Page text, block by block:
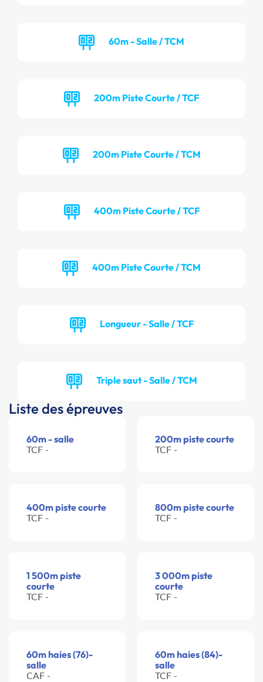
60m - Salle / TCM
200m Piste Courte / TCF
200m Piste Courte / TCM
400m Piste Courte / TCF
400m Piste Courte / TCM
Longueur - Salle / TCF
Triple saut - Salle / TCM
Liste des épreuves
60m - salle
TCF -
200m piste courte
TCF -
400m piste courte
TCF -
800m piste courte
TCF -
1 500m piste
courte
TCF -
3 000m piste
courte
TCF -
60m haies (76)-
salle
CAF -
60m haies (84)-
salle
TCF -